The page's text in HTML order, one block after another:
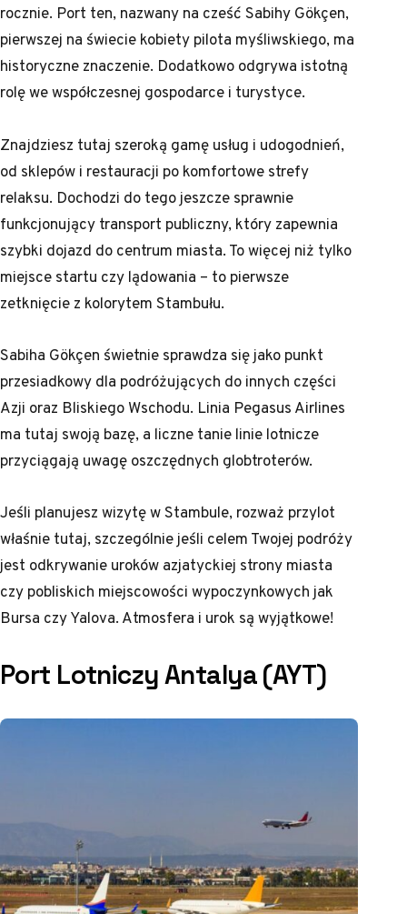
rocznie. Port ten, nazwany na cześć Sabihy Gökçen,
pierwszej na świecie kobiety pilota myśliwskiego, ma
historyczne znaczenie. Dodatkowo odgrywa istotną
rolę we współczesnej gospodarce i turystyce.
Znajdziesz tutaj szeroką gamę usług i udogodnień,
od sklepów i restauracji po komfortowe strefy
relaksu. Dochodzi do tego jeszcze sprawnie
funkcjonujący transport publiczny, który zapewnia
szybki dojazd do centrum miasta. To więcej niż tylko
miejsce startu czy lądowania – to pierwsze
zetknięcie z kolorytem Stambułu.
Sabiha Gökçen świetnie sprawdza się jako punkt
przesiadkowy dla podróżujących do innych części
Azji oraz Bliskiego Wschodu. Linia Pegasus Airlines
ma tutaj swoją bazę, a liczne tanie linie lotnicze
przyciągają uwagę oszczędnych globtroterów.
Jeśli planujesz wizytę w Stambule, rozważ przylot
właśnie tutaj, szczególnie jeśli celem Twojej podróży
jest odkrywanie uroków azjatyckiej strony miasta
czy pobliskich miejscowości wypoczynkowych jak
Bursa czy Yalova. Atmosfera i urok są wyjątkowe!
Port Lotniczy Antalya (AYT)